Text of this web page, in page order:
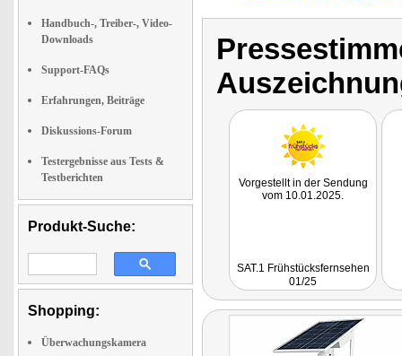
Handbuch-, Treiber-, Video-
Downloads
Support-FAQs
Erfahrungen, Beiträge
Diskussions-Forum
Testergebnisse aus Tests &
Testberichten
Produkt-Suche:
Shopping:
Überwachungskamera
Vorgestellt in der Sendung
vom 10.01.2025.
SAT.1 Frühstücksfernsehen
01/25